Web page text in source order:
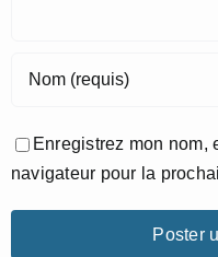
Enregistrez mon nom,
navigateur pour la